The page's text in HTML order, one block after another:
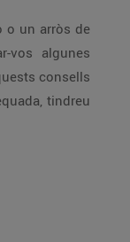
o un arròs de
vos algunes
consells
tindreu